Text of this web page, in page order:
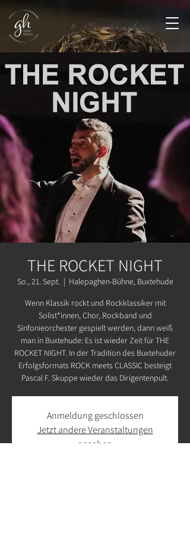
THE ROCKET NIGHT
So., 21. Sept.
  |
Halepaghen-Bühne, Buxtehude
Wenn Klassik rockt und Rockklassiker mit
Solist*innen, Chor, Rockband und
Sinfonieorchester gespielt werden, dann weiß
man in Buxtehude: Es ist wieder Zeit für THE
ROCKET NIGHT. In der Tradition des Buxtehuder
Erfolgsformats ROCK meets CLASSIC besteigt
Pascal F. Skuppe wieder das Dirigentenpult.
Anmeldung geschlossen
Jetzt andere Veranstaltungen
ansehen